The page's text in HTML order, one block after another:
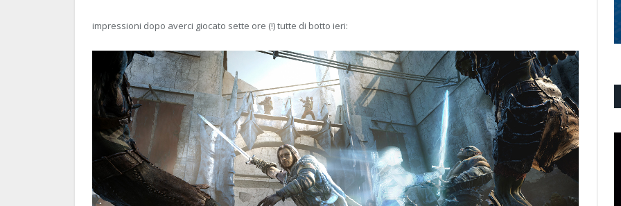
impressioni dopo averci giocato sette ore (!) tutte di botto ieri: